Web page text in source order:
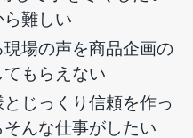
難しい
場の声を商品企画の
もらえない
じっくり信頼を作っ
んな仕事がしたい